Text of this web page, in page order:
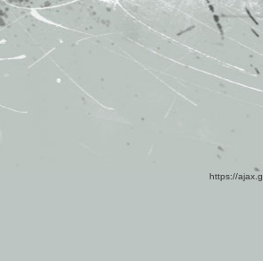
https://